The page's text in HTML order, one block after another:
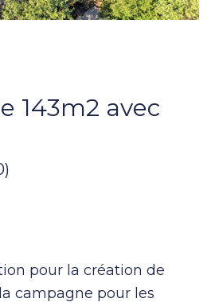
143m2 avec
pour la création de
campagne pour les